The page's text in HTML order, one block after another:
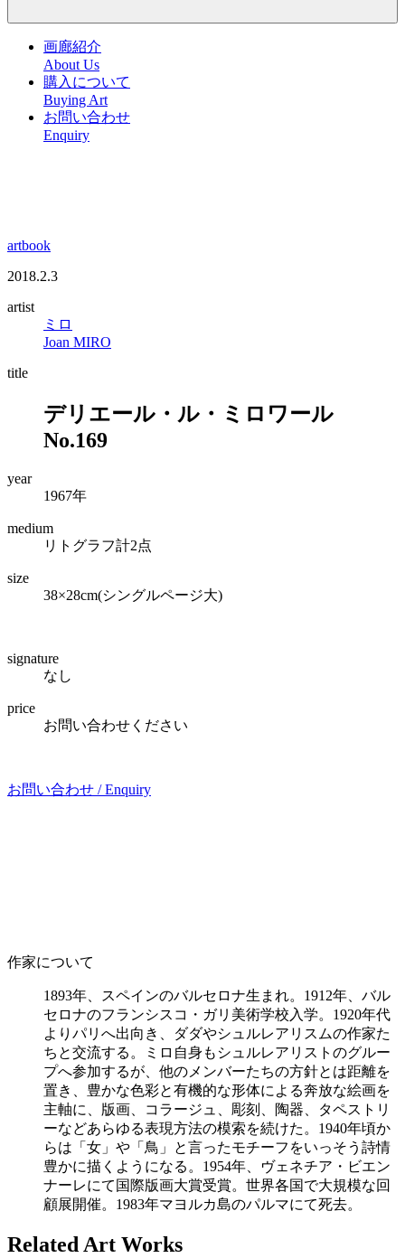
画廊紹介
About Us
購入について
Buying Art
お問い合わせ
Enquiry
artbook
2018.2.3
artist
ミロ
Joan MIRO
title
デリエール・ル・ミロワール
No.169
year
1967年
medium
リトグラフ計2点
size
38×28cm(シングルページ大)
signature
なし
price
お問い合わせください
お問い合わせ /Enquiry
作家について
1893年、スペインのバルセロナ生まれ。1912年、バル
セロナのフランシスコ・ガリ美術学校入学。1920年代
よりパリへ出向き、ダダやシュルレアリスムの作家た
ちと交流する。ミロ自身もシュルレアリストのグルー
プへ参加するが、他のメンバーたちの方針とは距離を
置き、豊かな色彩と有機的な形体による奔放な絵画を
主軸に、版画、コラージュ、彫刻、陶器、タペストリ
ーなどあらゆる表現方法の模索を続けた。1940年頃か
らは「女」や「鳥」と言ったモチーフをいっそう詩情
豊かに描くようになる。1954年、ヴェネチア・ビエン
ナーレにて国際版画大賞受賞。世界各国で大規模な回
顧展開催。1983年マヨルカ島のパルマにて死去。
Related Art Works